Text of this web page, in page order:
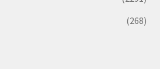
(268)